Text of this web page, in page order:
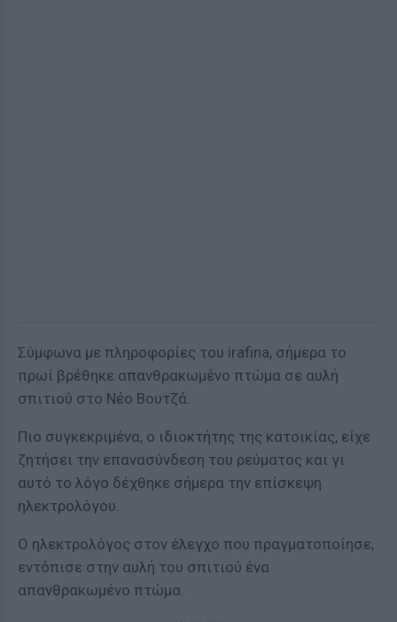
Σύμφωνα με πληροφορίες του irafina, σήμερα το
πρωί βρέθηκε απανθρακωμένο πτώμα σε αυλή
σπιτιού στο Νέο Βουτζά.
Πιο συγκεκριμένα, ο ιδιοκτήτης της κατοικίας, είχε
ζητήσει την επανασύνδεση του ρεύματος και γι
αυτό το λόγο δέχθηκε σήμερα την επίσκεψη
ηλεκτρολόγου.
Ο ηλεκτρολόγος στον έλεγχο που πραγματοποίησε,
εντόπισε στην αυλή του σπιτιού ένα
απανθρακωμένο πτώμα.